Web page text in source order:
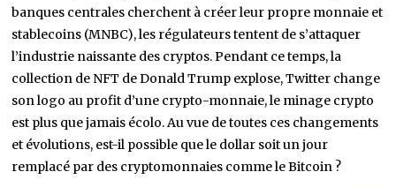
banques centrales cherchent à créer leur propre monnaie et
stablecoins (MNBC), les régulateurs tentent de s’attaquer
l’industrie naissante des cryptos. Pendant ce temps, la
collection de NFT de Donald Trump explose, Twitter change
son logo au profit d’une crypto-monnaie, le minage crypto
est plus que jamais écolo. Au vue de toutes ces changements
et évolutions, est-il possible que le dollar soit un jour
remplacé par des cryptomonnaies comme le Bitcoin ?